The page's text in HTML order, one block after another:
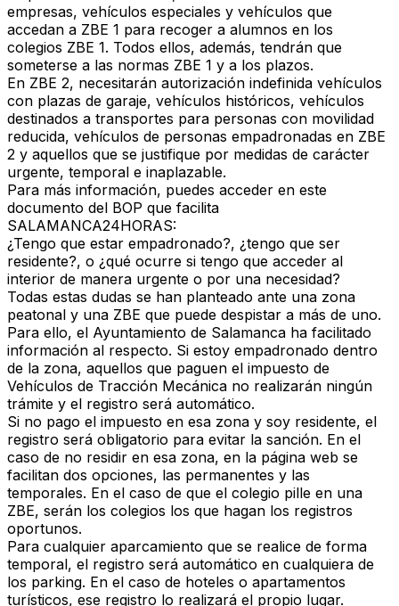
empresas, vehículos especiales y vehículos que
accedan a ZBE 1 para recoger a alumnos en los
colegios ZBE 1. Todos ellos, además, tendrán que
someterse a las normas ZBE 1 y a los plazos.
En ZBE 2, necesitarán autorización indefinida vehículos
con plazas de garaje, vehículos históricos, vehículos
destinados a transportes para personas con movilidad
reducida, vehículos de personas empadronadas en ZBE
2 y aquellos que se justifique por medidas de carácter
urgente, temporal e inaplazable.
Para más información, puedes acceder en este
documento del BOP que facilita
SALAMANCA24HORAS:
¿Tengo que estar empadronado?, ¿tengo que ser
residente?, o ¿qué ocurre si tengo que acceder al
interior de manera urgente o por una necesidad?
Todas estas dudas se han planteado ante una zona
peatonal y una ZBE que puede despistar a más de uno.
Para ello, el Ayuntamiento de Salamanca ha facilitado
información al respecto. Si estoy empadronado dentro
de la zona, aquellos que paguen el impuesto de
Vehículos de Tracción Mecánica no realizarán ningún
trámite y el registro será automático.
Si no pago el impuesto en esa zona y soy residente, el
registro será obligatorio para evitar la sanción. En el
caso de no residir en esa zona, en la página web se
facilitan dos opciones, las permanentes y las
temporales. En el caso de que el colegio pille en una
ZBE, serán los colegios los que hagan los registros
oportunos.
Para cualquier aparcamiento que se realice de forma
temporal, el registro será automático en cualquiera de
los parking. En el caso de hoteles o apartamentos
turísticos, ese registro lo realizará el propio lugar.